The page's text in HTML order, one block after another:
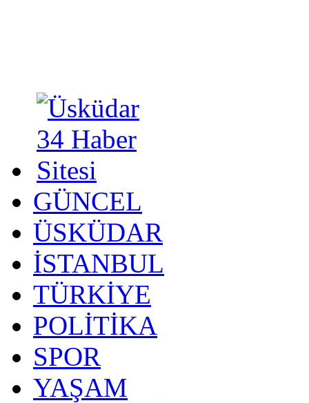
GÜNCEL
ÜSKÜDAR
İSTANBUL
TÜRKİYE
POLİTİKA
SPOR
YAŞAM